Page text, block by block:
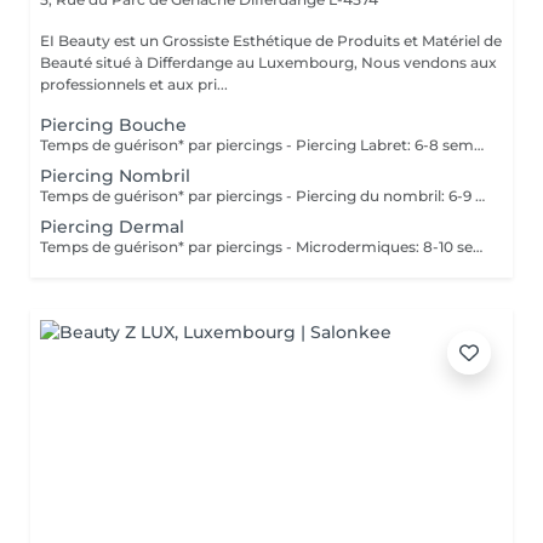
EI Beauty est un Grossiste Esthétique de Produits et Matériel de
Beauté situé à Differdange au Luxembourg, Nous vendons aux
professionnels et aux pri...
Piercing Bouche
Temps de guérison* par piercings - Piercing Labret: 6-8 semaines - Piercing des lèvres / côté: 6-8 semaines - Piercing de la lèvre supérieure: 2-3 mois - Piercing de la langue: 4-8 semaines *Notez également qu'il est indispensable de réaliser les soins quotidiennement pour que la cicatrisation se fasse dans les meilleures conditions. *La guérison est différente d'une personne à l'autre **Si vous êtes mineur, l'autorisation parentale est obligatoire.
Piercing Nombril
Temps de guérison* par piercings - Piercing du nombril: 6-9 mois *Notez également qu'il est indispensable de réaliser les soins quotidiennement pour que la cicatrisation se fasse dans les meilleures conditions. *La guérison est différente d'une personne à l'autre **Si vous êtes mineur, l'autorisation parentale est obligatoire.
Piercing Dermal
Temps de guérison* par piercings - Microdermiques: 8-10 semaines *Notez également qu'il est indispensable de réaliser les soins quotidiennement pour que la cicatrisation se fasse dans les meilleures conditions. *La guérison est différente d'une personne à l'autre **Si vous êtes mineur, l'autorisation parentale est obligatoire.